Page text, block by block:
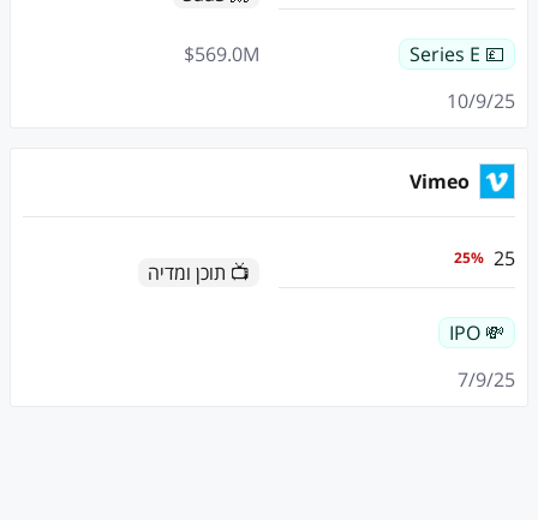
💷 Series E
M
569.0
$
10/9/25
Vimeo
25
%
25
📺 תוכן ומדיה
💸 IPO
7/9/25